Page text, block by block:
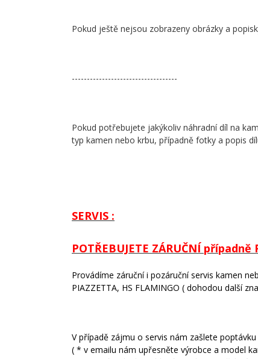
Pokud ještě nejsou zobrazeny obrázky a
-----------------------------------
Pokud potřebujete jakýkoliv náhradní díl na
typ kamen nebo krbu, případně fotky a popis
SERVIS :
POTŘEBUJETE ZÁRUČNÍ případně
Provádíme záruční i pozáručníservis kamen
PIAZZETTA, HS FLAMINGO ( dohodou další
V případě zájmu o servis nám zašlete poptávku
( * v emailu nám upřesněte výrobce a model